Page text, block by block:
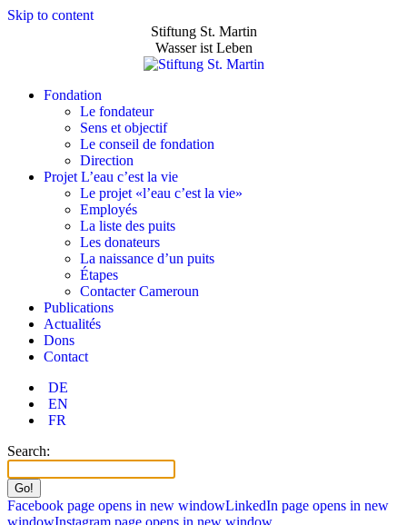
Skip to content
Stiftung St. Martin
Wasser ist Leben
Fondation
Le fondateur
Sens et objectif
Le conseil de fondation
Direction
Projet L’eau c’est la vie
Le projet «l’eau c’est la vie»
Employés
La liste des puits
Les donateurs
La naissance d’un puits
Étapes
Contacter Cameroun
Publications
Actualités
Dons
Contact
DE
EN
FR
Search:
Facebook page opens in new windowLinkedIn page opens in new
windowInstagram page opens in new window